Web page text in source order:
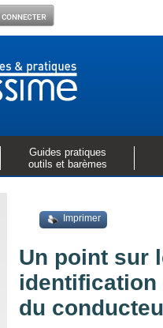
Guides pratiques
outils et barèmes
Imprimer
Un point sur
identification
du